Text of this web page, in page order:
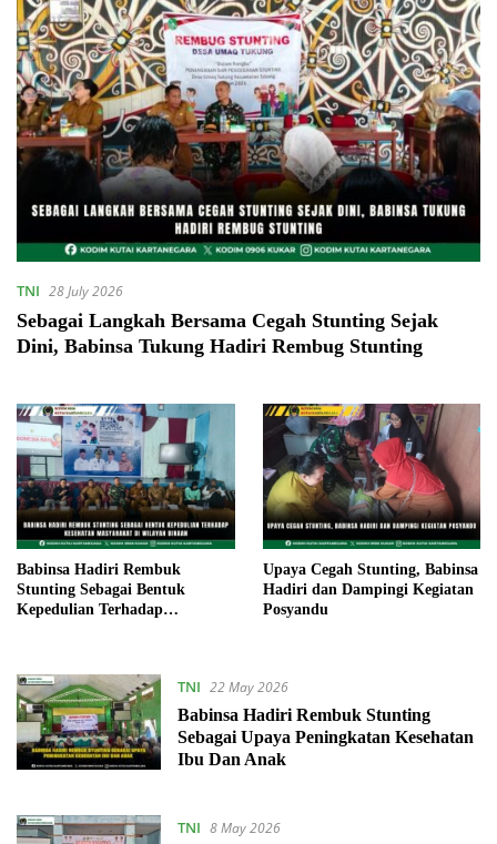
TNI 28 July 2026
Sebagai Langkah Bersama Cegah Stunting Sejak
Dini, Babinsa Tukung Hadiri Rembug Stunting
Babinsa Hadiri Rembuk
Stunting Sebagai Bentuk
Kepedulian Terhadap
Upaya Cegah Stunting, Babinsa
Hadiri dan Dampingi Kegiatan
Posyandu
TNI 22 May 2026
Babinsa Hadiri Rembuk Stunting
Sebagai Upaya Peningkatan Kesehatan
Ibu Dan Anak
TNI 8 May 2026